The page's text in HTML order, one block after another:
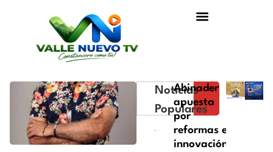
Noticias
Populares
Abinader
apuesta
por
reformas e
innovación